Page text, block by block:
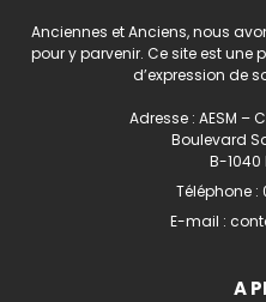
Anciennes et Anciens, nous
pour y parvenir. Ce site est
d’expression de
Adresse : AESM –
Boulevard
B-1040
Téléphone :
E-mail :
A